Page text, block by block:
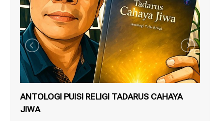
ANTOLOGI PUISI RELIGI TADARUS CAHAYA
JIWA